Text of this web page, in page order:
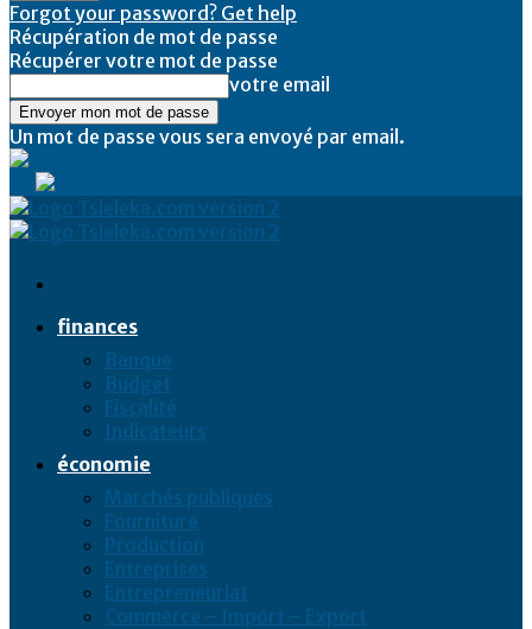
Forgot your password? Get help
Récupération de mot de passe
Récupérer votre mot de passe
votre email
Un mot de passe vous sera envoyé par email.
finances
Banque
Budget
Fiscalité
Indicateurs
économie
Marchés publiques
Fourniture
Production
Entreprises
Entrepreneuriat
Commerce – Import – Export